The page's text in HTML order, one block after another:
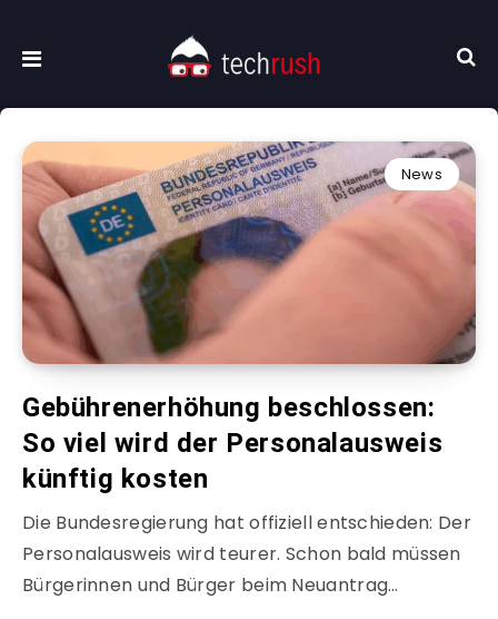
News
Gebührenerhöhung beschlossen:
So viel wird der Personalausweis
künftig kosten
Die Bundesregierung hat offiziell entschieden: Der
Personalausweis wird teurer. Schon bald müssen
Bürgerinnen und Bürger beim Neuantrag…